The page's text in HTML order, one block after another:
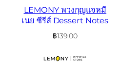
LEMONY พวงกุญแจหมี
เนย ซีรีส์ Dessert Notes
฿139.00